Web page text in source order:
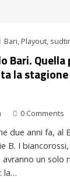
Bari Playout
Bari.
la stagione
0 Comments
due anni fa, al
B. I
un solo
la…